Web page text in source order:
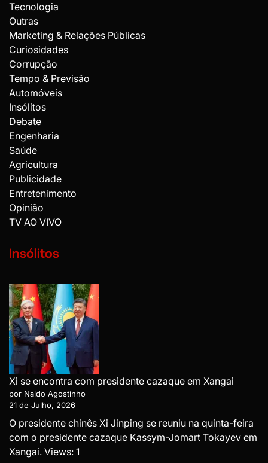
Tecnologia
Outras
Marketing & Relações Públicas
Curiosidades
Corrupção
Tempo & Previsão
Automóveis
Insólitos
Debate
Engenharia
Saúde
Agricultura
Publicidade
Entretenimento
Opinião
TV AO VIVO
Insólitos
Xi se encontra com presidente cazaque em Xangai
por Naldo Agostinho
21 de Julho, 2026
O presidente chinês Xi Jinping se reuniu na quinta-feira
com o presidente cazaque Kassym-Jomart Tokayev em
Xangai. Views: 1